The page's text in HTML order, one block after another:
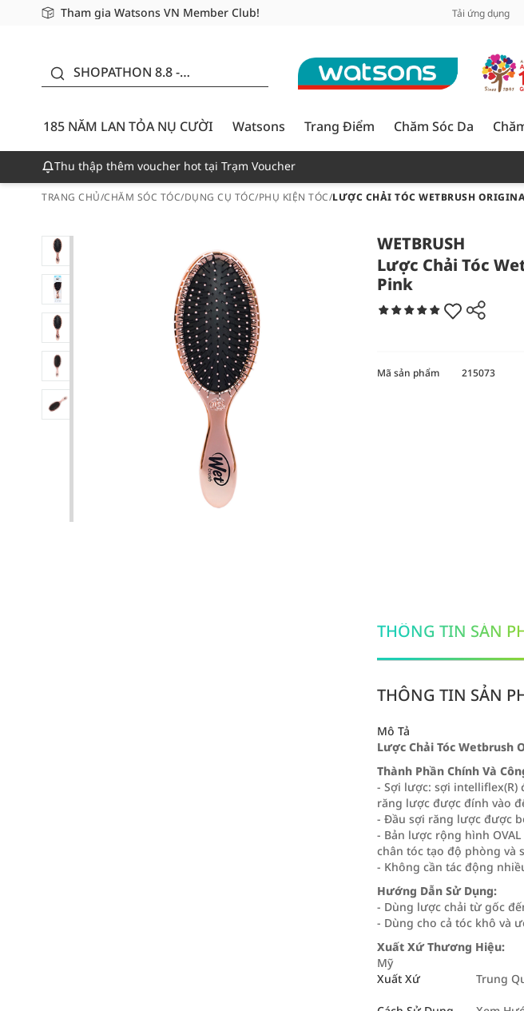
Tham gia Watsons VN Member Club!
Miễn phí giao hàng cho đơn hàng từ 249,000Đ
Giao hàng nhanh 24h - Áp dụng khu vực TP. Hồ Chí Minh Tải ứng dụng
SHOPATHON 8.8 -
CƯỜI - GIẢM ĐẾN
50%
185 NĂM LAN TỎA NỤ CƯỜI
Watsons Trang Điểm Chăm Sóc Da
Thu thập thêm voucher hot tại Trạm Voucher
TRANG CHỦ/CHĂM SÓC TÓC/DỤNG CỤ TÓC/PHỤ KIỆN TÓC/LƯỢC CHẢI TÓC WETBRUSH
WETBRUSH
Lược Chải Tóc
Pink
Mã sản phẩm 215073
THÔNG TIN SẢN
THÔNG TIN SẢN
Mô Tả
Lược Chải Tóc Wetbrush
Thành Phần Chính Và
- Sợi lược: sợi intelliflex(R)
răng lược được đính vào
- Đầu sợi răng lược được
- Bản lược rộng hình
chân tóc tạo độ phòng và
- Không cần tác động
Hướng Dẫn Sử Dụng:
- Dùng lược chải từ gốc
- Dùng cho cả tóc khô và
Xuất Xứ Thương Hiệu:
Mỹ
Xuất Xứ
Trung